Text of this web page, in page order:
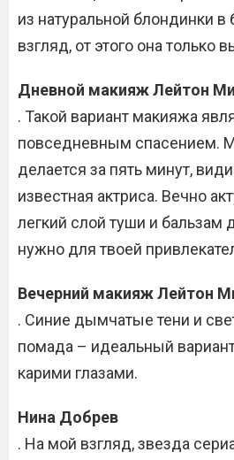
из натуральной блондинки
взгляд, от этого она только
Дневной макияж Лейтон
. Такой вариант макияжа
повседневным спасением.
делается за пять минут,
известная актриса. Вечно
легкий слой туши и бальзам
нужно для твоей
Вечерний макияж Лейтон
. Синие дымчатые тени и
помада – идеальный
карими глазами.
Нина Добрев
. На мой взгляд, звезда